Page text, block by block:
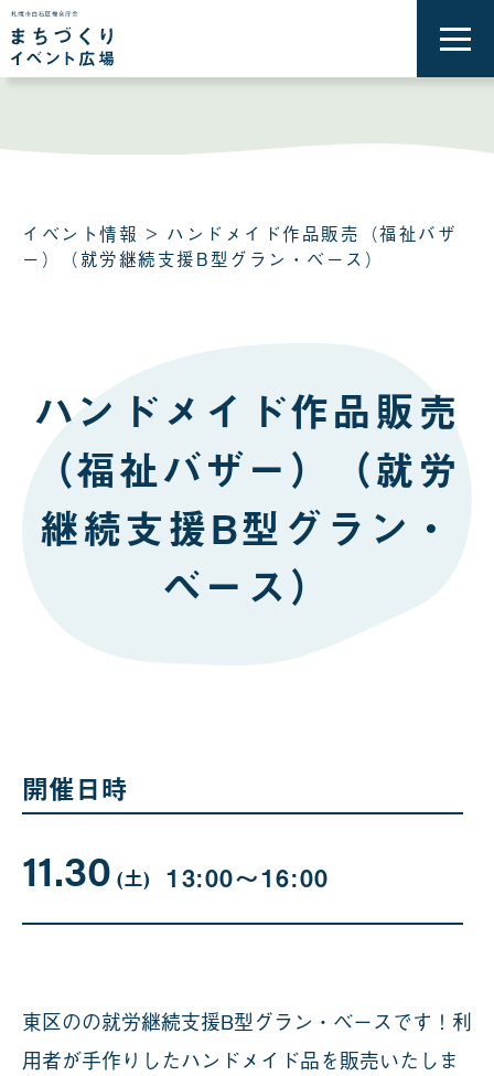
ニ
イベント情報 > ハンドメイド作品販売（福祉バザ
ー）（就労継続支援B型グラン・ベース）
ハンドメイド作品販売
（福祉バザー）（就労
継続支援B型グラン・
ベース）
開催日時
11.30月
日
(土日
) 13:00〜16:00
東区のの就労継続支援B型グラン・ベースです！利
用者が手作りしたハンドメイド品を販売いたしま